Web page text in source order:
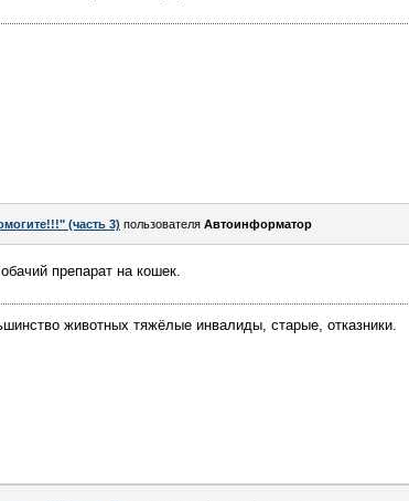
(часть 3) пользователя Автоинформатор
препарат на кошек.
животных тяжёлые инвалиды, старые, отказники.